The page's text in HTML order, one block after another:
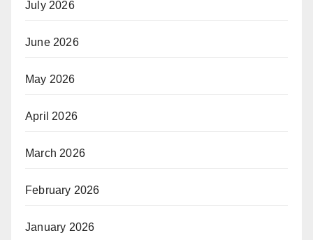
July 2026
June 2026
May 2026
April 2026
March 2026
February 2026
January 2026